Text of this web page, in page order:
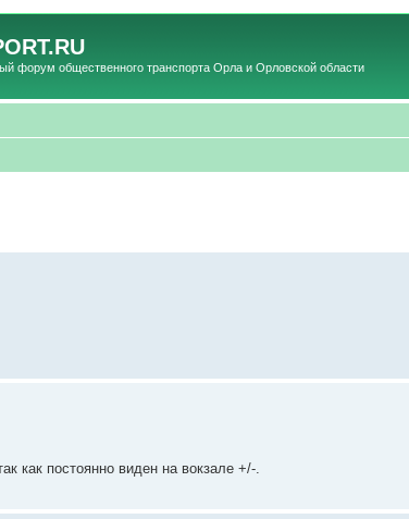
общественного транспорта Орла и Орловской области
как постоянно виден на вокзале +/-.